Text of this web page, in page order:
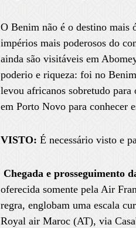
O Benim não é o destino mais
impérios mais poderosos do
ainda são visitáveis em
poderio e riqueza: foi no
levou africanos sobretudo
em Porto Novo para conhecer
VISTO: É necessário visto e
Chegada e prosseguimento
oferecida somente pela Air
regra, englobam uma escala
Royal air Maroc (AT), via